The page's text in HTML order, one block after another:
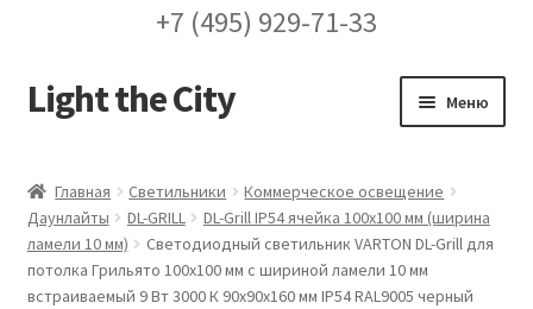
+7 (495) 929-71-33
Перейти
к
Перейти
к
Light the City Меню
FAQ про кронштейны
Главная Светильники
Коммерческое освещение
Даунлайты
DL-GRILL
DL-Grill IP54 ячейка 100х100 мм (ширина
ламели 10 мм)
Светодиодный светильник VARTON DL-Grill для
потолка Грильято 100х100 мм с шириной ламели 10 мм
встраиваемый 9 Вт 3000 К 90х90х160 мм IP54 RAL9005 черный